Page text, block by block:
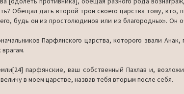
Обещал дать второй трон своего царства тому, кто,
будь он из простолюдинов или из благородных». Он
Парфянского царства, которого звали
пар­фянские, ваш собственный Пахлав и,
в моем царстве, назвав тебя вторым после себя.